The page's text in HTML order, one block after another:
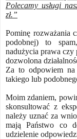
Polecamy usługi
zł.”
Pominę rozważania
podobnej) to
nadużycia prawa czy
dozwolona
Za to odpowiem
takiego lub
Moim zdaniem,
skonsultować z
należy uznać za
mają Państwo co
udzielenie